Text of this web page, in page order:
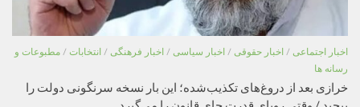
اخبار اجتماعی / اخبار حقوقی / اخبار سیاسی / اخبار فرهنگی / انتخابات / مطبوعات و
رسانه ها
خرازی بعد از دروغ‌های تکذیب‌شده؛ این بار نسخه سرنگونی دولت را